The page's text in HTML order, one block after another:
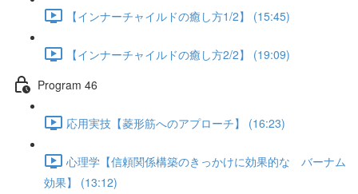
【インナーチャイルドの癒し方1/2】 (15:45)
【インナーチャイルドの癒し方2/2】 (19:09)
Program 46
応用実技【菱形筋へのアプローチ】 (16:23)
心理学【信頼関係構築のきっかけに効果的な バーナム
効果】 (13:12)